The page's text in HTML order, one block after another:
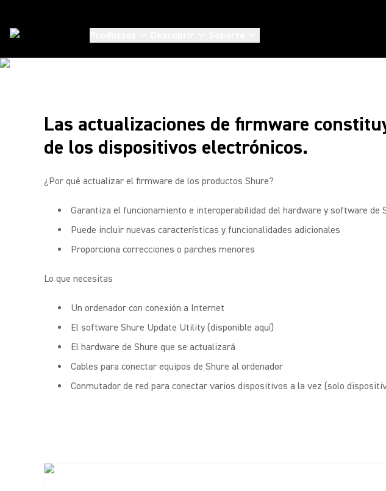
FIRMWARE
Las actualizaciones de firmware
de los dispositivos electrónicos.
¿Por qué actualizar el firmware de los productos Shure?
Garantiza el funcionamiento e interoperabilidad del hardware y software de
Puede incluir nuevas características y funcionalidades adicionales
Proporciona correcciones o parches menores
Lo que necesitas
Un ordenador con conexión a Internet
El software Shure Update Utility (disponible aquí)
El hardware de Shure que se actualizará
Cables para conectar equipos de Shure al ordenador
Conmutador de red para conectar varios dispositivos a la vez (solo